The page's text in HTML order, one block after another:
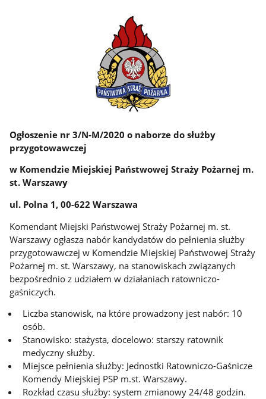
Ogłoszenie nr 3/N-M/2020o naborze do służby
przygotowawczej
w Komendzie Miejskiej Państwowej Straży Pożarnej m.
st. Warszawy
ul. Polna 1, 00-622 Warszawa
Komendant Miejski Państwowej Straży Pożarnej m. st.
Warszawy ogłasza nabór kandydatów do pełnienia służby
przygotowawczej w Komendzie Miejskiej Państwowej Straży
Pożarnej m. st. Warszawy, na stanowiskach związanych
bezpośrednio z udziałem w działaniach ratowniczo-
gaśniczych.
Liczba stanowisk, na które prowadzony jest nabór: 10
osób.
Stanowisko: stażysta, docelowo: starszy ratownik
medyczny służby.
Miejsce pełnienia służby: Jednostki Ratowniczo-Gaśnicze
Komendy Miejskiej PSP m.st. Warszawy.
Rozkład czasu służby: system zmianowy 24/48 godzin.